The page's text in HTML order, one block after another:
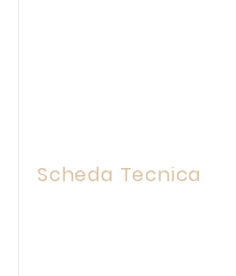
Scheda Tecnica